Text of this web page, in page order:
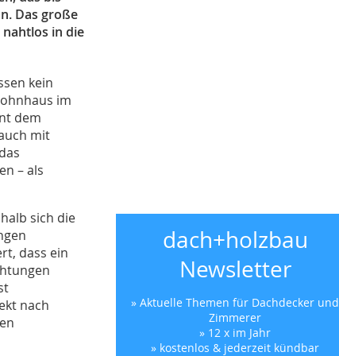
Das große
in die
kein
im
dem
mit
– als
sich die
dass ein
nach
dach+holzbau
Newsletter
» Aktuelle Themen für Dachdecker und
Zimmerer
» 12 x im Jahr
» kostenlos & jederzeit kündbar